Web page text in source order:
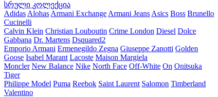
სრული კოლექცია
Adidas Alohas Armani Exchange Armani Jeans Asics Boss Brunello
Cucinelli
Calvin Klein Christian Louboutin Crime London Diesel Dolce
Gabbana Dr. Martens Dsquared2
Emporio Armani Ermenegildo Zegna Giuseppe Zanotti Golden
Goose Isabel Marant Lacoste Maison Margiela
Moncler New Balance Nike North Face Off-White On Onitsuka
Tiger
Philippe Model Puma Reebok Saint Laurent Salomon Timberland
Valentino